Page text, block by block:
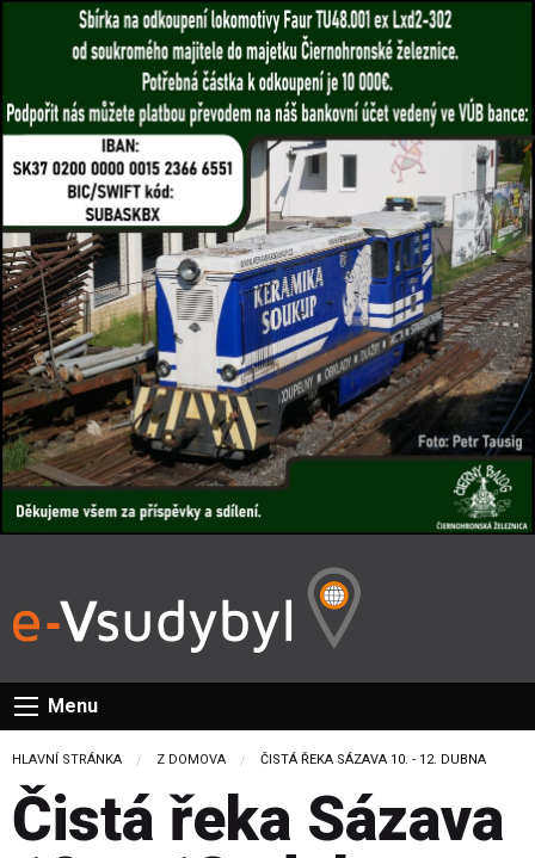
Menu
HLAVNÍ STRÁNKA Z DOMOVA CURRENT:
ČISTÁ ŘEKA SÁZAVA 10. - 12. DUBNA
Čistá řeka Sázava